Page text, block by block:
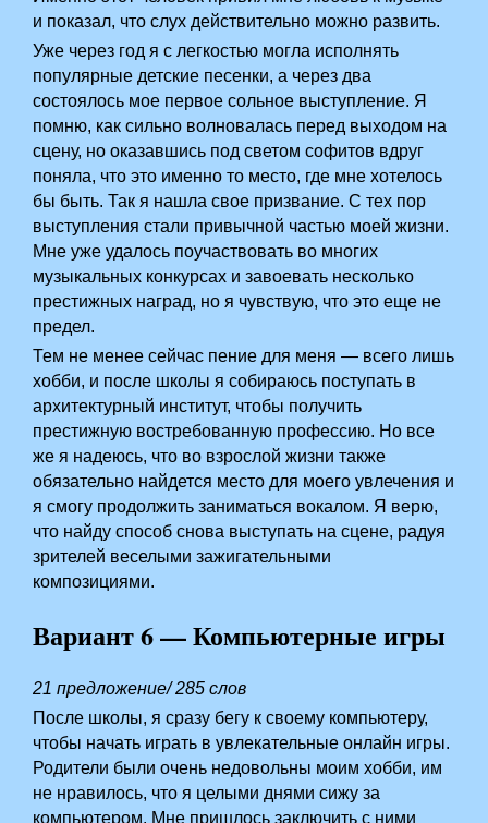
и показал, что слух действительно можно развить.
Уже через год я с легкостью могла исполнять
популярные детские песенки, а через два
состоялось мое первое сольное выступление. Я
помню, как сильно волновалась перед выходом на
сцену, но оказавшись под светом софитов вдруг
поняла, что это именно то место, где мне хотелось
бы быть. Так я нашла свое призвание. С тех пор
выступления стали привычной частью моей жизни.
Мне уже удалось поучаствовать во многих
музыкальных конкурсах и завоевать несколько
престижных наград, но я чувствую, что это еще не
предел.
Тем не менее сейчас пение для меня — всего лишь
хобби, и после школы я собираюсь поступать в
архитектурный институт, чтобы получить
престижную востребованную профессию. Но все
же я надеюсь, что во взрослой жизни также
обязательно найдется место для моего увлечения и
я смогу продолжить заниматься вокалом. Я верю,
что найду способ снова выступать на сцене, радуя
зрителей веселыми зажигательными
композициями.
Вариант 6 — Компьютерные игры
21 предложение/ 285 слов
После школы, я сразу бегу к своему компьютеру,
чтобы начать играть в увлекательные онлайн игры.
Родители были очень недовольны моим хобби, им
не нравилось, что я целыми днями сижу за
компьютером. Мне пришлось заключить с ними